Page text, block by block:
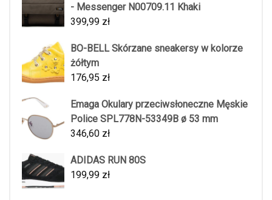
- Messenger N00709.11 Khaki
399,99 zł
BO-BELL Skórzane sneakersy w kolorze
żółtym
176,95 zł
Emaga Okulary przeciwsłoneczne Męskie
Police SPL778N-53349B ø 53 mm
346,60 zł
ADIDAS RUN 80S
199,99 zł